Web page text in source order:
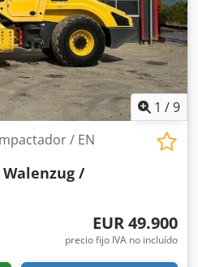
para la conducción;
contador de horas de
nivel de agua; botón de
de vibración inteligente;
integrado; asiento del
de contacto del asiento;
de 12 V; iluminación de
de advertencia de
fabricado con material
galvanizados; sistema de
1 /9
/ EN
Walenzug /
EUR 49.900
precio fijo IVA no incluído